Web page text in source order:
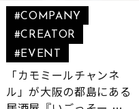
「カモミールチャンネ
ル」が大阪の都島にある
#COMPANY
#CREATOR
#EVENT